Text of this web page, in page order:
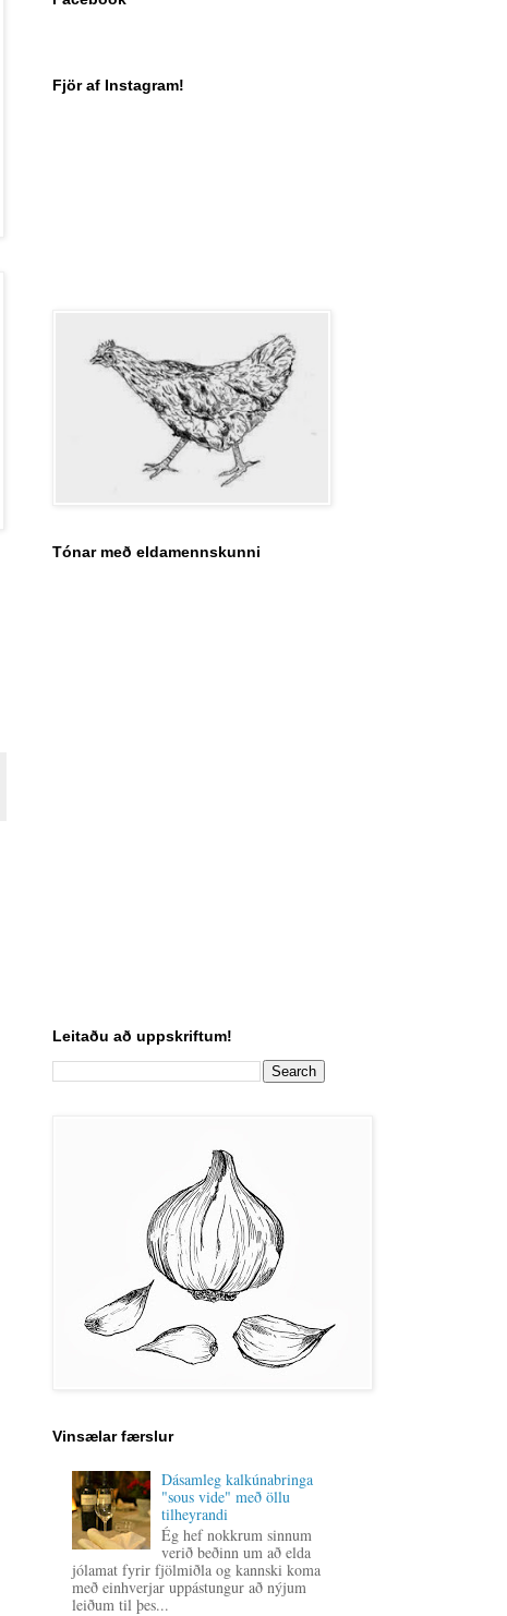
Fjör af Instagram!
Tónar með eldamennskunni
Leitaðu að uppskriftum!
Vinsælar færslur
Dásamleg kalkúnabringa
"sous vide" með öllu
tilheyrandi
Ég hef nokkrum sinnum
verið beðinn um að elda
jólamat fyrir fjölmiðla og kannski koma
með einhverjar uppástungur að nýjum
leiðum til þes...